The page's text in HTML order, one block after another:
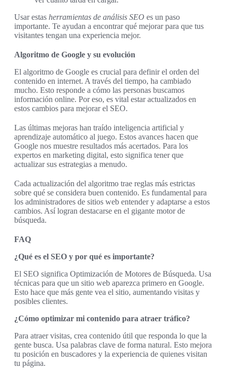
Usar estas herramientas de análisis SEO es un paso
importante. Te ayudan a encontrar qué mejorar para que tus
visitantes tengan una experiencia mejor.
Algoritmo de Google y su evolución
El algoritmo de Google es crucial para definir el orden del
contenido en internet. A través del tiempo, ha cambiado
mucho. Esto responde a cómo las personas buscamos
información online. Por eso, es vital estar actualizados en
estos cambios para mejorar el SEO.
Las últimas mejoras han traído inteligencia artificial y
aprendizaje automático al juego. Estos avances hacen que
Google nos muestre resultados más acertados. Para los
expertos en marketing digital, esto significa tener que
actualizar sus estrategias a menudo.
Cada actualización del algoritmo trae reglas más estrictas
sobre qué se considera buen contenido. Es fundamental para
los administradores de sitios web entender y adaptarse a estos
cambios. Así logran destacarse en el gigante motor de
búsqueda.
FAQ
¿Qué es el SEO y por qué es importante?
El SEO significa Optimización de Motores de Búsqueda. Usa
técnicas para que un sitio web aparezca primero en Google.
Esto hace que más gente vea el sitio, aumentando visitas y
posibles clientes.
¿Cómo optimizar mi contenido para atraer tráfico?
Para atraer visitas, crea contenido útil que responda lo que la
gente busca. Usa palabras clave de forma natural. Esto mejora
tu posición en buscadores y la experiencia de quienes visitan
tu página.